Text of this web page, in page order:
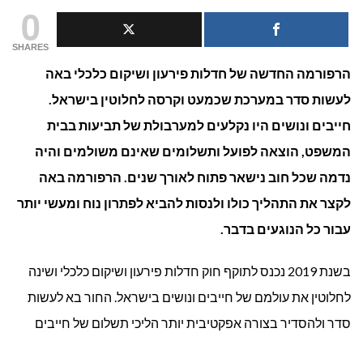
0
SHARES
הרפורמה החדשה של חדלות פירעון ושיקום כלכלי באה
לעשות סדר במערכת שכמעט וקרסה לחלוטין בישראל.
חייבים ונושים היו נקלעים למערבולת של תביעות בבית
המשפט, הוצאה לפועל ותשלומים שאינם משולמים והיה
נדמה שכל חוב נישאר פתוח לאורך שנים. הרפורמה באה
לקצר את התהליך כולו ולנסות להביא לפתרון נוח ומעשי יותר
עבור כל הנוגעים בדבר.
בשנת 2019 נכנס לתוקף חוק חדלות פירעון ושיקום כלכלי ושינה
לחלוטין את עולמם של חייבים ונושים בישראל. החור בא לעשות
סדר ולהסדיר בצורה אפקטיבית יותר הליכי תשלום של חייבים